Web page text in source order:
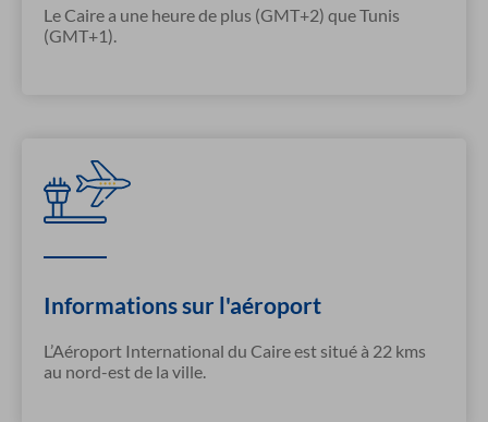
Le Caire a une heure de plus (GMT+2) que Tunis
(GMT+1).
Informations sur l'aéroport
L’Aéroport International du Caire est situé à 22 kms
au nord-est de la ville.